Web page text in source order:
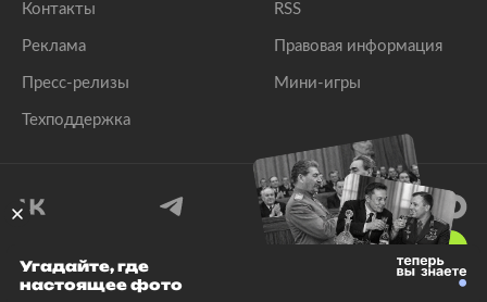
Контакты
Реклама
Пресс-релизы
Техподдержка
RSS
Правовая информация
Мини-игры
© 1999–2026 Все права защищены.
Угадайте, где
настоящее фото